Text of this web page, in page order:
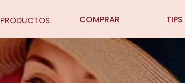
PRODUCTOS COMPRAR TIPS